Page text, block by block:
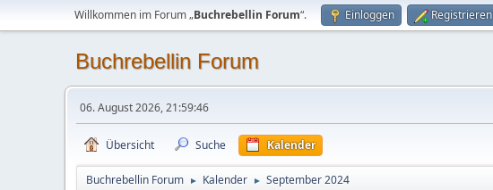
Willkommen im Forum „Buchrebellin Forum“. Einloggen Registrieren
Buchrebellin Forum
06. August 2026, 21:59:46
Übersicht Suche Kalender
Buchrebellin Forum ► Kalender ► September 2024